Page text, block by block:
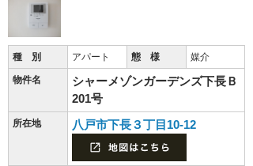
種 別 アパート 態 様 媒介
物件名
シャーメゾンガーデンズ下長Ｂ
201号
所在地 八戸市下長３丁目10-12